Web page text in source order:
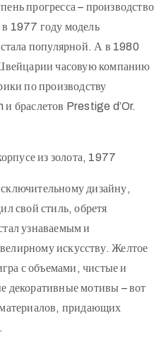
прогресса – производство
1977 году модель
стала популярной. А в 1980
часовую компанию
по производству
браслетов Prestige d’Or.
из золота, 1977
дизайну,
свой стиль, обретя
узнаваемым и
искусству. Желтое
с объемами, чистые и
декоративные мотивы – вот
придающих
.